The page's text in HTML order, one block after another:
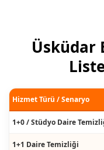
Üsküdar
Hizmet Türü / Senaryo
1+0 / Stüdyo Daire
1+1 Daire Temizliği